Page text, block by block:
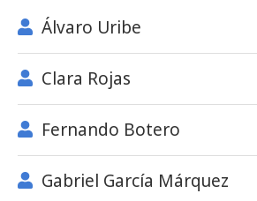
Álvaro Uribe
Clara Rojas
Fernando Botero
Gabriel García Márquez